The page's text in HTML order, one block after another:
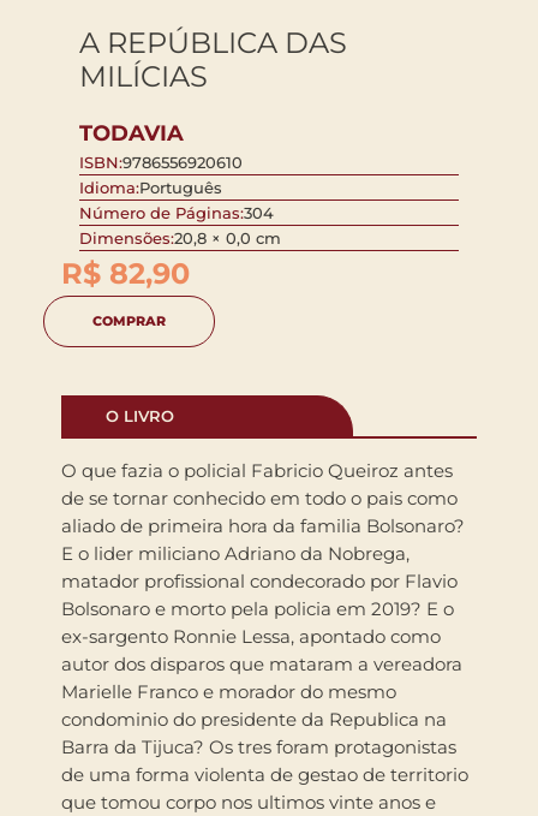
A REPÚBLICA DAS
MILÍCIAS
TODAVIA
ISBN:9786556920610
Idioma:Português
Número de Páginas:304
Dimensões:20,8 × 0,0 cm
R$ 82,90
COMPRAR
O LIVRO
O que fazia o policial Fabricio Queiroz antes
de se tornar conhecido em todo o pais como
aliado de primeira hora da familia Bolsonaro?
E o lider miliciano Adriano da Nobrega,
matador profissional condecorado por Flavio
Bolsonaro e morto pela policia em 2019? E o
ex-sargento Ronnie Lessa, apontado como
autor dos disparos que mataram a vereadora
Marielle Franco e morador do mesmo
condominio do presidente da Republica na
Barra da Tijuca? Os tres foram protagonistas
de uma forma violenta de gestao de territorio
que tomou corpo nos ultimos vinte anos e